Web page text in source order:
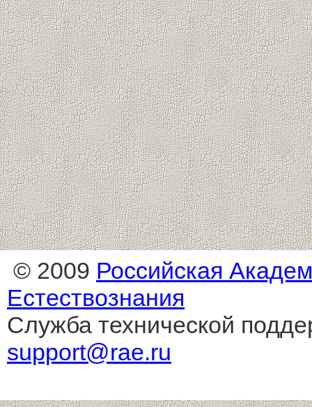
© 2009 Российская
Естествознания
Служба технической
support@rae.ru